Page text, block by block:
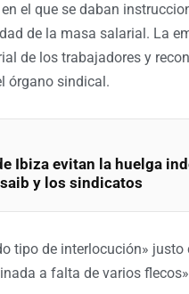
el que se daban
de la masa salarial. La
de los trabajadores y
órgano sindical.
Ibiza evitan la huelga
y los sindicatos
tipo de interlocución» justo
a falta de varios